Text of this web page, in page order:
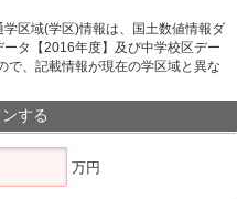
区域(学区)情報は、国土数値情報ダ
タ【2016年度】及び中学校区デー
で、記載情報が現在の学区域と異な
する
万円